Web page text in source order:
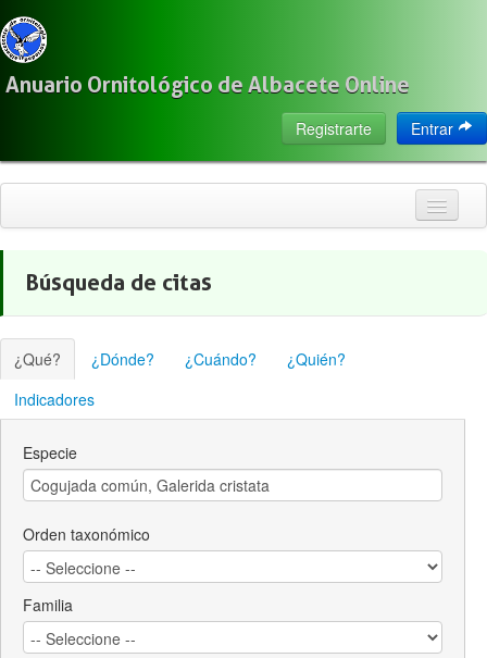
Anuario Ornitológico de Albacete Online
Entrar
Registrarte
Citas
Localización
Observadores
Acerca de
Búsqueda de citas
¿Qué? ¿Dónde? ¿Cuándo?
¿Quién?
Indicadores
Especie
Orden taxonómico
Familia